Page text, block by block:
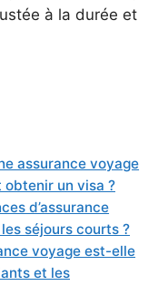
à la durée et
assurance voyage
un visa ?
d’assurance
séjours courts ?
voyage est-elle
et les